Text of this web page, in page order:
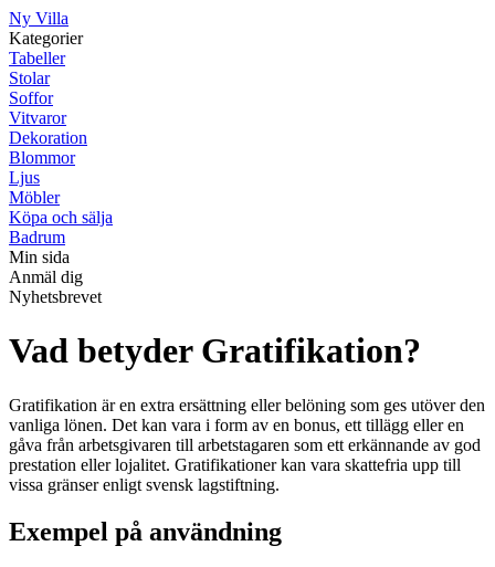
Ny Villa
Kategorier
Tabeller
Stolar
Soffor
Vitvaror
Dekoration
Blommor
Ljus
Möbler
Köpa och sälja
Badrum
Min sida
Anmäl dig
Nyhetsbrevet
Vad betyder Gratifikation?
Gratifikation är en extra ersättning eller belöning som ges utöver den
vanliga lönen. Det kan vara i form av en bonus, ett tillägg eller en
gåva från arbetsgivaren till arbetstagaren som ett erkännande av god
prestation eller lojalitet. Gratifikationer kan vara skattefria upp till
vissa gränser enligt svensk lagstiftning.
Exempel på användning